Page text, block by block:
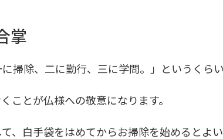
掌
掃除、二に勤行、三に学問。」というくらい
ことが仏様への敬意になります。
、白手袋をはめてからお掃除を始めるとよい